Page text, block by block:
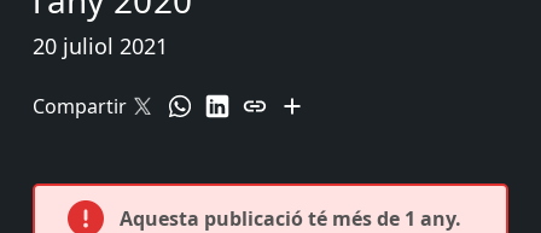
20 juliol 2021
Compartir
Aquesta publicació té més de 1 any.